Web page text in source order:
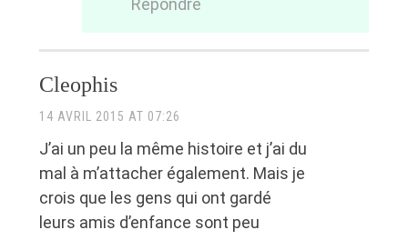
Répondre
Cleophis
14 AVRIL 2015 AT 07:26
J’ai un peu la même histoire et j’ai du
mal à m’attacher également. Mais je
crois que les gens qui ont gardé
leurs amis d’enfance sont peu